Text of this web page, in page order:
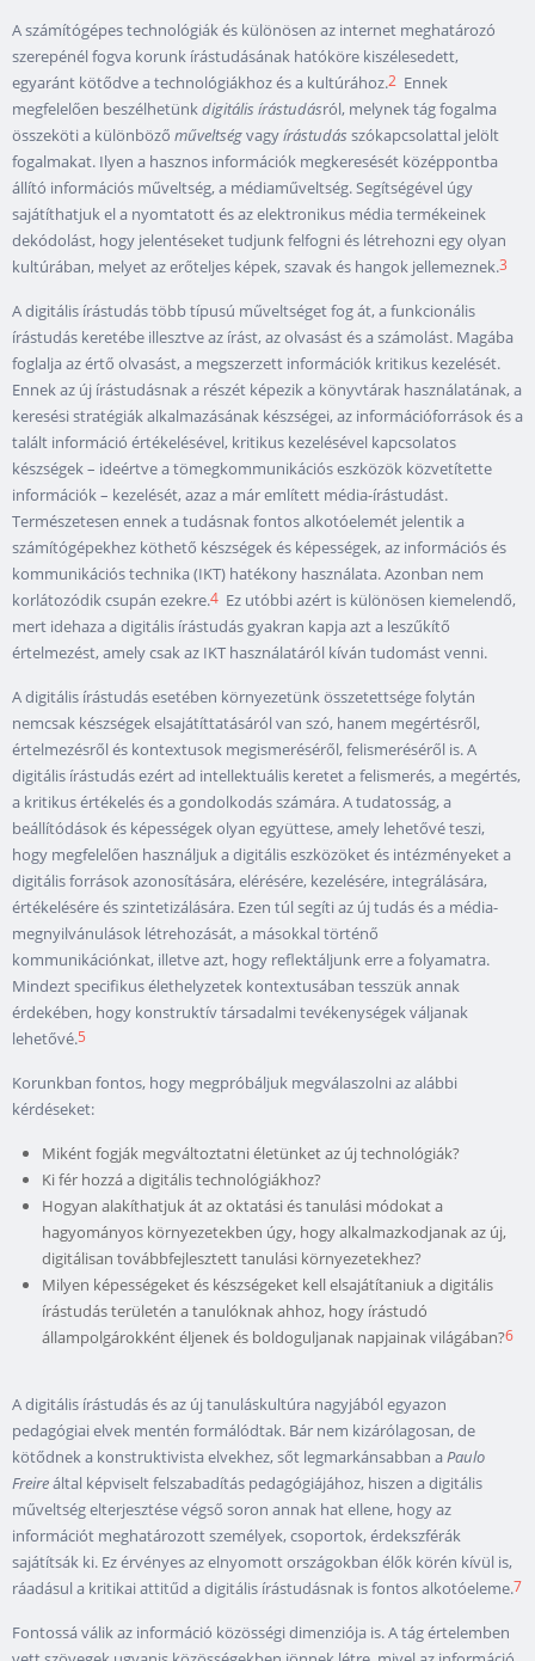
A számítógépes technológiák és különösen az internet meghatározó
szerepénél fogva korunk írástudásának hatóköre kiszélesedett,
egyaránt kötődve a technológiákhoz és a kultúrához.2 Ennek
megfelelően beszélhetünkdigitális írástudásról, melynek tág fogalma
összeköti a különböző műveltségvagyírástudás szókapcsolattal jelölt
fogalmakat. Ilyen a hasznos információk megkeresését középpontba
állító információs műveltség, a médiaműveltség. Segítségével úgy
sajátíthatjuk el a nyomtatott és az elektronikus média termékeinek
dekódolást, hogy jelentéseket tudjunk felfogni és létrehozni egy olyan
kultúrában, melyet az erőteljes képek, szavak és hangok jellemeznek.3
A digitális írástudás több típusú műveltséget fog át, a funkcionális
írástudás keretébe illesztve az írást, az olvasást és a számolást. Magába
foglalja az értő olvasást, a megszerzett információk kritikus kezelését.
Ennek az új írástudásnak a részét képezik a könyvtárak használatának, a
keresési stratégiák alkalmazásának készségei, az információforrások és a
talált információ értékelésével, kritikus kezelésével kapcsolatos
készségek – ideértve a tömegkommunikációs eszközök közvetítette
információk – kezelését, azaz a már említett média-írástudást.
Természetesen ennek a tudásnak fontos alkotóelemét jelentik a
számítógépekhez köthető készségek és képességek, az információs és
kommunikációs technika (IKT) hatékony használata. Azonban nem
korlátozódik csupán ezekre.4 Ez utóbbi azért is különösen kiemelendő,
mert idehaza a digitális írástudás gyakran kapja azt a leszűkítő
értelmezést, amely csak az IKT használatáról kíván tudomást venni.
A digitális írástudás esetében környezetünk összetettsége folytán
nemcsak készségek elsajátíttatásáról van szó, hanem megértésről,
értelmezésről és kontextusok megismeréséről, felismeréséről is. A
digitális írástudás ezért ad intellektuális keretet a felismerés, a megértés,
a kritikus értékelés és a gondolkodás számára. A tudatosság, a
beállítódások és képességek olyan együttese, amely lehetővé teszi,
hogy megfelelően használjuk a digitális eszközöket és intézményeket a
digitális források azonosítására, elérésére, kezelésére, integrálására,
értékelésére és szintetizálására. Ezen túl segíti az új tudás és a média-
megnyilvánulások létrehozását, a másokkal történő
kommunikációnkat, illetve azt, hogy reflektáljunk erre a folyamatra.
Mindezt specifikus élethelyzetek kontextusában tesszük annak
érdekében, hogy konstruktív társadalmi tevékenységek váljanak
lehetővé.5
Korunkban fontos, hogy megpróbáljuk megválaszolni az alábbi
kérdéseket:
Miként fogják megváltoztatni életünket az új technológiák?
Ki fér hozzá a digitális technológiákhoz?
Hogyan alakíthatjuk át az oktatási és tanulási módokat a
hagyományos környezetekben úgy, hogy alkalmazkodjanak az új,
digitálisan továbbfejlesztett tanulási környezetekhez?
Milyen képességeket és készségeket kell elsajátítaniuk a digitális
írástudás területén a tanulóknak ahhoz, hogy írástudó
állampolgárokként éljenek és boldoguljanak napjainak világában?6
A digitális írástudás és az új tanuláskultúra nagyjából egyazon
pedagógiai elvek mentén formálódtak. Bár nem kizárólagosan, de
kötődnek a konstruktivista elvekhez, sőt legmarkánsabban aPaulo
Freireáltal képviselt felszabadítás pedagógiájához, hiszen a digitális
műveltség elterjesztése végső soron annak hat ellene, hogy az
információt meghatározott személyek, csoportok, érdekszférák
sajátítsák ki. Ez érvényes az elnyomott országokban élők körén kívül is,
ráadásul a kritikai attitűd a digitális írástudásnak is fontos alkotóeleme.7
Fontossá válik az információ közösségi dimenziója is. A tág értelemben